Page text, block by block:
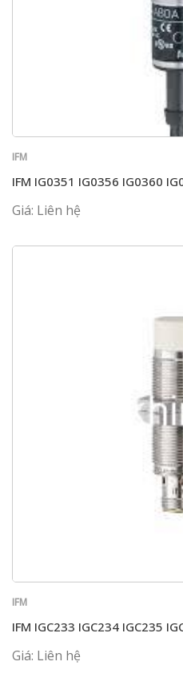
IFM
IFM IG0351 IG0356 IG0360
Giá: Liên hệ
IFM
IFM IGC233 IGC234 IGC235
Giá: Liên hệ